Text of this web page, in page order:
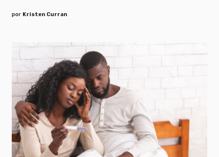
por Kristen Curran